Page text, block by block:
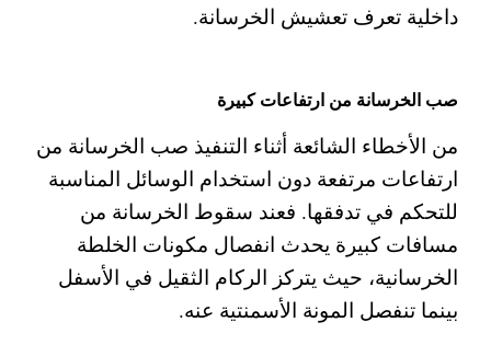
داخلية تعرف تعشيش الخرسانة.
صب الخرسانة من ارتفاعات كبيرة
من الأخطاء الشائعة أثناء التنفيذ صب الخرسانة من
ارتفاعات مرتفعة دون استخدام الوسائل المناسبة
للتحكم في تدفقها. فعند سقوط الخرسانة من
مسافات كبيرة يحدث انفصال مكونات الخلطة
الخرسانية، حيث يتركز الركام الثقيل في الأسفل
بينما تنفصل المونة الأسمنتية عنه.